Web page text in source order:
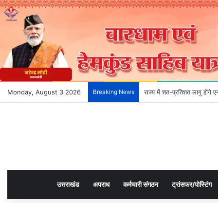
Monday, August 3 2026 Breaking News देहरादून के भविष्य को आकार देने
उत्तराखंड अपराध कर्मचारी संगठन ट्रांसफर/पोस्टिंग